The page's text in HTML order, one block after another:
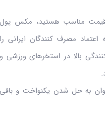
و قیمت مناسب هستید، مکس
مصرف کنندگان ایرانی
بالا در استخرهای ورزشی
به حل شدن یکنواخت و